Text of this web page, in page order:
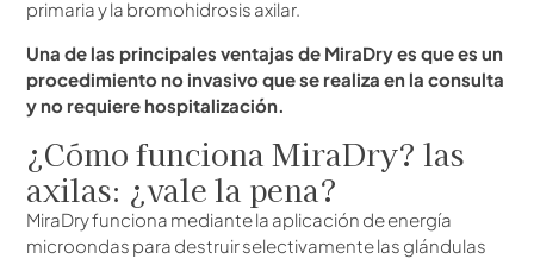
primaria y la bromohidrosis axilar.
Una de las principales ventajas de MiraDry es que es un
procedimiento no invasivo que se realiza en la consulta
y no requiere hospitalización.
¿Cómo funciona MiraDry? las
axilas: ¿vale la pena?
MiraDry funciona mediante la aplicación de energía
microondas para destruir selectivamente las glándulas